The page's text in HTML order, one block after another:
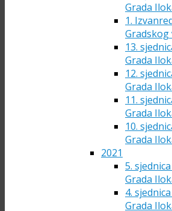
Grada
1.
Gradskog
13.
Grada
12.
Grada
11.
Grada
10.
Grada
2021
5.
Grada
4.
Grada